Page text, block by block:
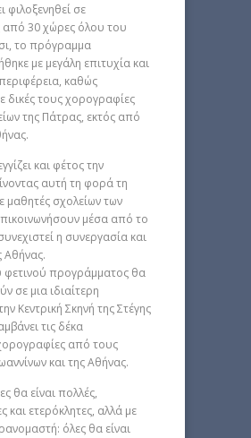
φιλοξενηθεί σε
από 30 χώρες όλου του
το πρόγραμμα
με μεγάλη επιτυχία και
καθώς
δικές τους χορογραφίες
της Πάτρας, εκτός από
και φέτος την
αυτή τη φορά τη
μαθητές σχολείων των
μέσα από το
η συνεργασία και
Αθήνας.
φετινού προγράμματος θα
σε μια ιδιαίτερη
Κεντρική Σκηνή της Στέγης
τις δέκα
από τους
και της Αθήνας.
θα είναι πολλές,
και ετερόκλητες, αλλά με
όλες θα είναι